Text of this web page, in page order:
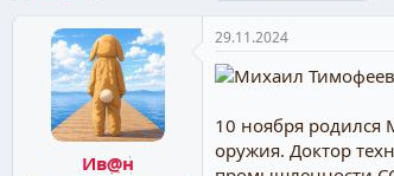
т
а
н
а
ч
а
л
г
Ив@н
29.11.2024
10 ноября родился
оружия. Доктор